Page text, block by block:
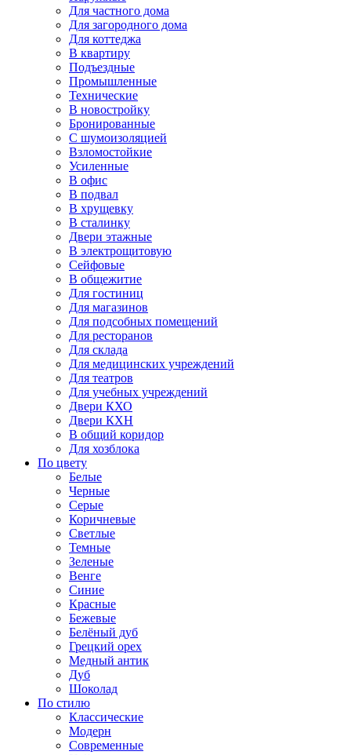
Для частного дома
Для загородного дома
Для коттеджа
В квартиру
Подъездные
Промышленные
Технические
В новостройку
Бронированные
С шумоизоляцией
Взломостойкие
Усиленные
В офис
В подвал
В хрущевку
В сталинку
Двери этажные
В электрощитовую
Сейфовые
В общежитие
Для гостиниц
Для магазинов
Для подсобных помещений
Для ресторанов
Для склада
Для медицинских учреждений
Для театров
Для учебных учреждений
Двери КХО
Двери КХН
В общий коридор
Для хозблока
По цвету
Белые
Черные
Серые
Коричневые
Светлые
Темные
Зеленые
Венге
Синие
Красные
Бежевые
Белёный дуб
Грецкий орех
Медный антик
Дуб
Шоколад
По стилю
Классические
Модерн
Современные